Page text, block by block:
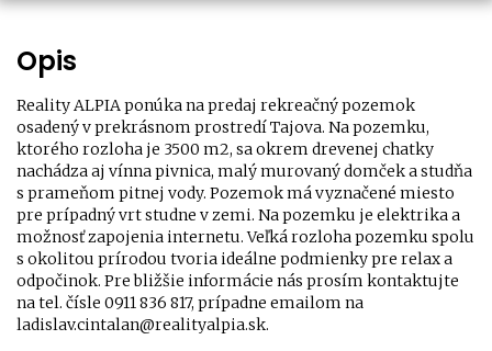
Opis
Reality ALPIA ponúka na predaj rekreačný pozemok
osadený v prekrásnom prostredí Tajova. Na pozemku,
ktorého rozloha je 3500 m2, sa okrem drevenej chatky
nachádza aj vínna pivnica, malý murovaný domček a studňa
s prameňom pitnej vody. Pozemok má vyznačené miesto
pre prípadný vrt studne v zemi. Na pozemku je elektrika a
možnosť zapojenia internetu. Veľká rozloha pozemku spolu
s okolitou prírodou tvoria ideálne podmienky pre relax a
odpočinok. Pre bližšie informácie nás prosím kontaktujte
na tel. čísle 0911 836 817, prípadne emailom na
ladislav.cintalan@realityalpia.sk.